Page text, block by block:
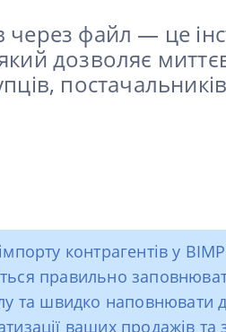
через файл — це
дозволяє
контрагентів у
правильно
та швидко наповнювати
ваших продажів та